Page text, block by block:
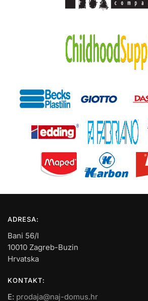
ADRESA:
Bani 56/I
10010 Zagreb-Buzin
Hrvatska
KONTAKT:
E: prodaja@naj-domus.hr